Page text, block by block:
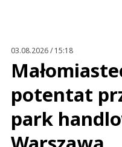
03.08.2026 / 15:18
potentat
park